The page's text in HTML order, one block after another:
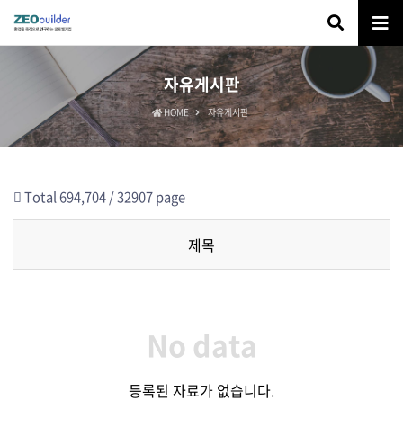
자유게시판
HOME 자유게시판
Total 694,704 /32907 page
제목
No data
등록된 자료가 없습니다.